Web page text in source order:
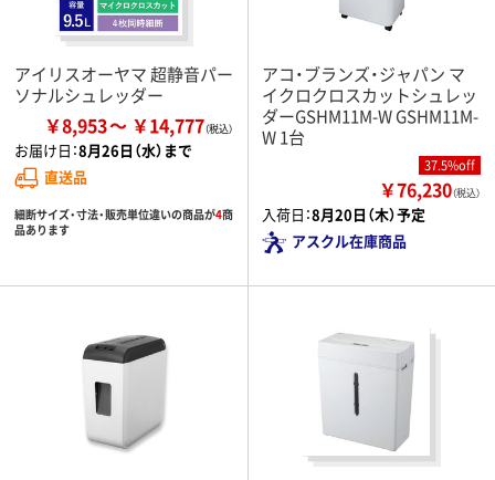
アイリスオーヤマ 超静音パー
ソナルシュレッダー
￥8,953 ￥14,777
お届け日：8月26日（水）まで
直送品
細断サイズ・寸法・販売単位違いの商品が4商
品あります
アコ・ブランズ・ジャパン マ
イクロクロスカットシュレッ
ダーGSHM11M-W GSHM11M-
W 1台
37.5%off
￥76,230（税込）
入荷日：8月20日（木）予定
アスクル在庫商品